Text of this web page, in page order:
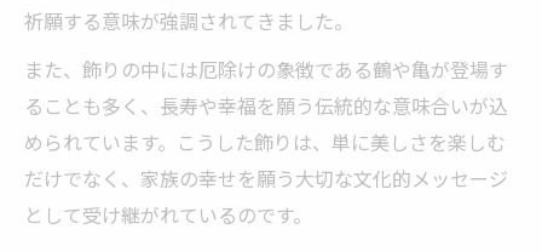
祈願する意味が強調されてきました。
また、飾りの中には厄除けの象徴である鶴や亀が登場す
ることも多く、長寿や幸福を願う伝統的な意味合いが込
められています。こうした飾りは、単に美しさを楽しむ
だけでなく、家族の幸せを願う大切な文化的メッセージ
として受け継がれているのです。